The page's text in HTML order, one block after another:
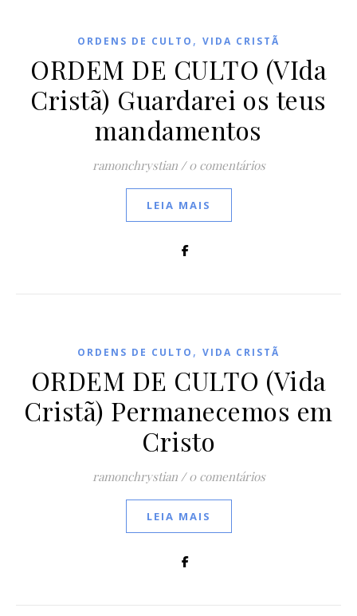
ORDENS DE CULTO , VIDA CRISTÃ
ORDEM DE CULTO (VIda
Cristã) Guardarei os teus
mandamentos
ramonchrystian / 0 comentários
LEIA MAIS
ORDENS DE CULTO , VIDA CRISTÃ
ORDEM DE CULTO (Vida
Cristã) Permanecemos em
Cristo
ramonchrystian / 0 comentários
LEIA MAIS